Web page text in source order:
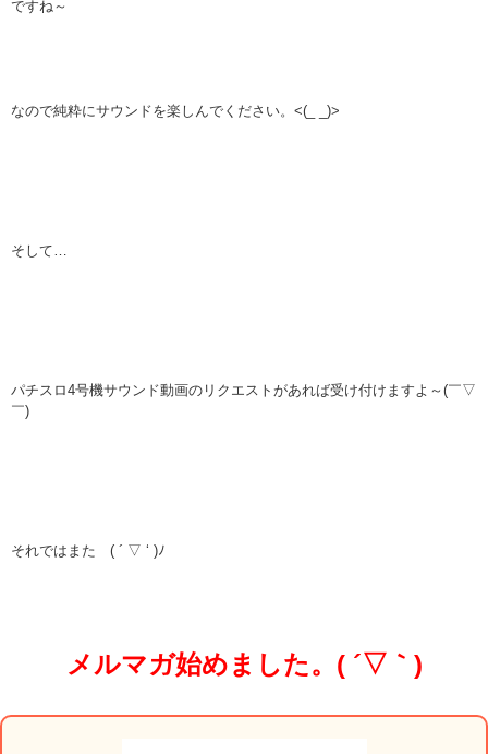
ですね～
なので純粋にサウンドを楽しんでください。<(_ _)>
そして…
パチスロ4号機サウンド動画のリクエストがあれば受け付けますよ～(￣▽
￣)
それではまた ( ´ ▽ ‘ )ﾉ
メルマガ始めました。( ´▽｀)